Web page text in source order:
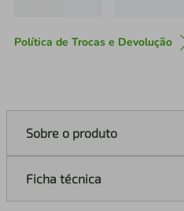
Política de Trocas e Devolução
Sobre o produto
Ficha técnica